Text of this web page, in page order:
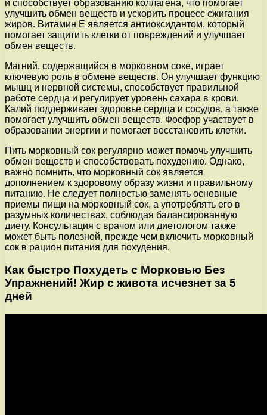
и способствует образованию коллагена, что помогает
улучшить обмен веществ и ускорить процесс сжигания
жиров. Витамин Е является антиоксидантом, который
помогает защитить клетки от повреждений и улучшает
обмен веществ.
Магний, содержащийся в морковном соке, играет
ключевую роль в обмене веществ. Он улучшает функцию
мышц и нервной системы, способствует правильной
работе сердца и регулирует уровень сахара в крови.
Калий поддерживает здоровье сердца и сосудов, а также
помогает улучшить обмен веществ. Фосфор участвует в
образовании энергии и помогает восстановить клетки.
Пить морковный сок регулярно может помочь улучшить
обмен веществ и способствовать похудению. Однако,
важно помнить, что морковный сок является
дополнением к здоровому образу жизни и правильному
питанию. Не следует полностью заменять основные
приемы пищи на морковный сок, а употреблять его в
разумных количествах, соблюдая балансированную
диету. Консультация с врачом или диетологом также
может быть полезной, прежде чем включить морковный
сок в рацион питания для похудения.
Как быстро Похудеть с Морковью Без
Упражнений! Жир с живота исчезнет за 5
дней